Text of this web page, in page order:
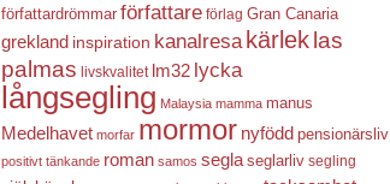
författardrömmar författare förlag Gran Canaria
grekland inspiration kanalresa kärlek las
palmas livskvalitet lm32 lycka
långsegling Malaysia mamma manus
Medelhavet morfar mormor nyfödd pensionärsliv
positivt tänkande roman samos segla seglarliv segling